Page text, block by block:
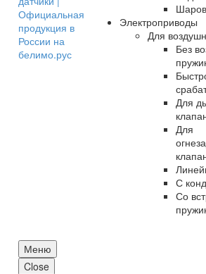
Электроприводы
Для
Без
Для
Для
С
Со
Меню
Close